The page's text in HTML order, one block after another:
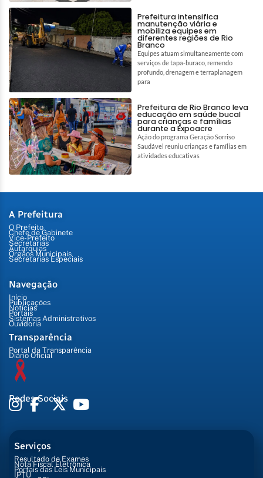
Prefeitura intensifica
manutenção viária e
mobiliza equipes em
diferentes regiões de Rio
Branco
Equipes atuam simultaneamente com
serviços de tapa-buraco, remendo
profundo, drenagem e terraplanagem
para
Prefeitura de Rio Branco leva
educação em saúde bucal
para crianças e famílias
durante a Expoacre
Ação do programa Geração Sorriso
Saudável reuniu crianças e famílias em
atividades educativas
A Prefeitura
O Prefeito
Chefe de Gabinete
Vice-Prefeito
Secretarias
Autarquias
Órgãos Municipais
Secretarias Especiais
Navegação
Início
Publicações
Notícias
Portais
Sistemas Administrativos
Ouvidoria
Transparência
Portal da Transparência
Diário Oficial
Redes Sociais
Serviços
Resultado de Exames
Nota Fiscal Eletrônica
Portais das Leis Municipais
IPTU